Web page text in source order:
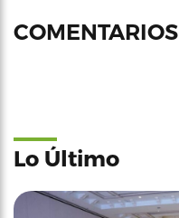
COMENTARIOS
Lo Último